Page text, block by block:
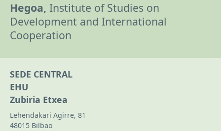
Hegoa, Institute of Studies on
Development and International
Cooperation
SEDE CENTRAL
EHU
Zubiria Etxea
Lehendakari Agirre, 81
48015 Bilbao